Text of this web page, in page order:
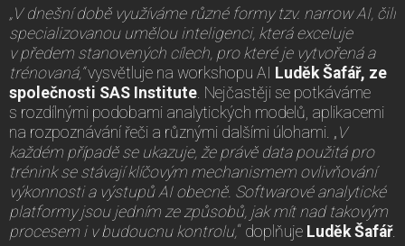
„V dnešní době využíváme různé formy tzv. narrow AI, čili
specializovanou umělou inteligenci, která exceluje
v předem stanovených cílech, pro které je vytvořená a
trénovaná,“vysvětluje na workshopu AI
Luděk Šafář, ze
společnosti SAS Institute. Nejčastěji se potkáváme
s rozdílnými podobami analytických modelů, aplikacemi
na rozpoznávání řeči a různými dalšími úlohami. „ V
každém případě se ukazuje, že právě data použitá pro
trénink se stávají klíčovým mechanismem ovlivňování
výkonnosti a výstupů AI obecně. Softwarové analytické
platformy jsou jedním ze způsobů, jak mít nad takovým
procesem i v budoucnu kontrolu,“ doplňuje Luděk Šafář.